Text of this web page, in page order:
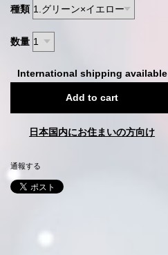
種類
数量
International shipping available
Add to cart
日本国内にお住まいの方向け
通報する